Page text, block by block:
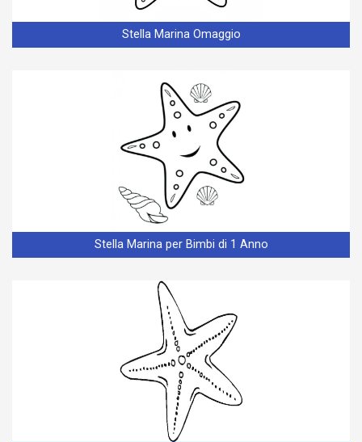
Stella Marina Omaggio
Stella Marina per Bimbi di 1 Anno